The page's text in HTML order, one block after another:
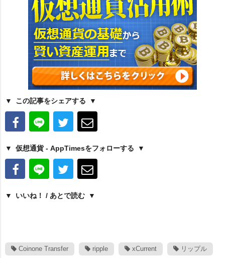
この記事をシェアする
仮想通貨 - AppTimesをフォローする
いいね！ / あとで読む
Coinone Transfer ripple xCurrent リップル